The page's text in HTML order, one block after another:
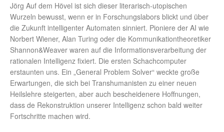
Jörg Auf dem Hövel ist sich dieser literarisch-utopischen
Wurzeln bewusst, wenn er in Forschungslabors blickt und über
die Zukunft intelligenter Automaten sinniert. Pioniere der AI wie
Norbert Wiener, Alan Turing oder die Kommunikationtheoretiker
Shannon&Weaver waren auf die Informationsverarbeitung der
rationalen Intelligenz fixiert. Die ersten Schachcomputer
erstaunten uns. Ein „General Problem Solver“ weckte große
Erwartungen, die sich bei Transhumanisten zu einer neuen
Heilslehre steigerten, aber auch bescheidenere Hoffnungen,
dass de Rekonstruktion unserer Intelligenz schon bald weiter
Fortschritte machen wird.